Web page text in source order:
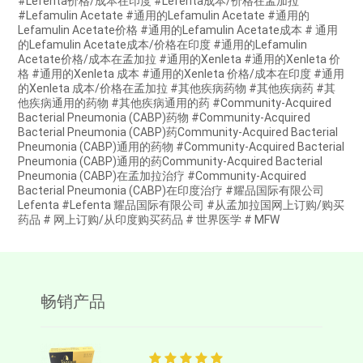
#Lefamulin Acetate #通用的Lefamulin Acetate #通用的
Lefamulin Acetate价格 #通用的Lefamulin Acetate成本 # 通用
的Lefamulin Acetate成本/价格在印度 #通用的Lefamulin
Acetate价格/成本在孟加拉 #通用的Xenleta #通用的Xenleta 价
格 #通用的Xenleta 成本 #通用的Xenleta 价格/成本在印度 #通用
的Xenleta 成本/价格在孟加拉 #其他疾病药物 #其他疾病药 #其
他疾病通用的药物 #其他疾病通用的药 #Community-Acquired
Bacterial Pneumonia (CABP)药物 #Community-Acquired
Bacterial Pneumonia (CABP)药Community-Acquired Bacterial
Pneumonia (CABP)通用的药物 #Community-Acquired Bacterial
Pneumonia (CABP)通用的药Community-Acquired Bacterial
Pneumonia (CABP)在孟加拉治疗 #Community-Acquired
Bacterial Pneumonia (CABP)在印度治疗 #耀品国际有限公司
Lefenta #Lefenta 耀品国际有限公司 #从孟加拉国网上订购/购买
药品 # 网上订购/从印度购买药品 # 世界医学 # MFW
畅销产品